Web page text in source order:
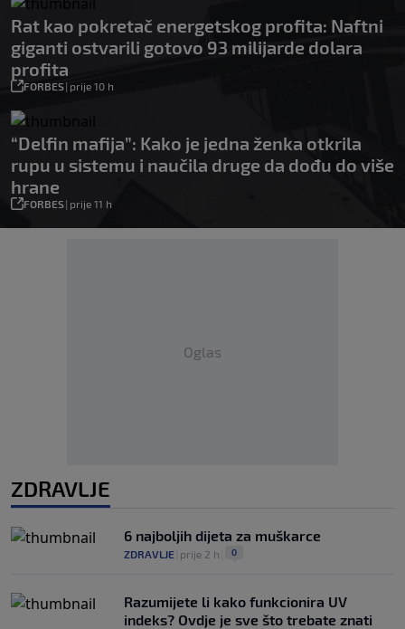
Rat kao pokretač energetskog profita: Naftni
giganti ostvarili gotovo 93 milijarde dolara
profita
FORBES| prije 10 h
“Delfin mafija”: Kako je jedna ženka otkrila
rupu u sistemu i naučila druge da dođu do više
hrane
FORBES| prije 11 h
Oglas
ZDRAVLJE
6 najboljih dijeta za muškarce
ZDRAVLJE prije 2 h 0
Razumijete li kako funkcionira UV
indeks? Ovdje je sve što trebate znati